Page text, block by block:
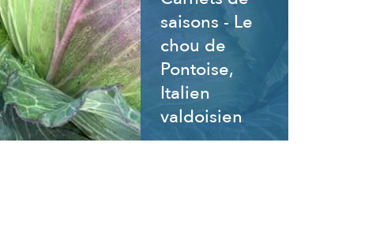
saisons - Le
chou de
Pontoise,
Italien
valdoisien